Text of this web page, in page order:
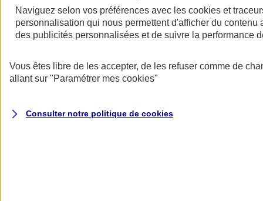
AXA Assurance
Naviguez selon vos préférences avec les cookies et
personnalisation qui nous permettent d'afficher du contenu
des publicités personnalisées et de suivre la performance
Vous êtes libre de les accepter, de les refuser comme de
allant sur "Paramétrer mes cookies"
Consulter notre politique de cookies